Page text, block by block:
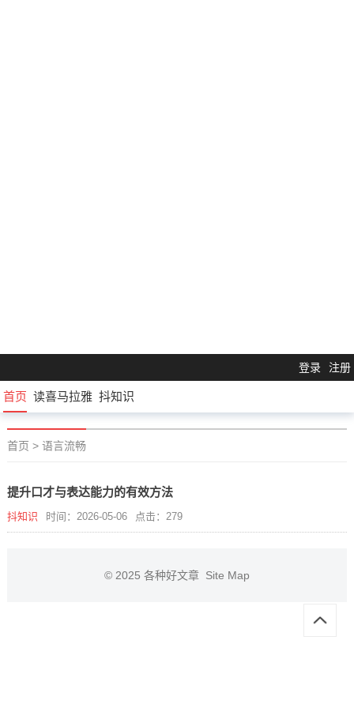
登录 注册
首页 读喜马拉雅 抖知识
首页 > 语言流畅
提升口才与表达能力的有效方法
抖知识 时间：2026-05-06 点击：279
© 2025 各种好文章 Site Map